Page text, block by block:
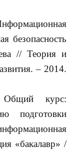
безопасность
// Теория и
– 2014.
Общий курс:
подготовки
«бакалавр» /